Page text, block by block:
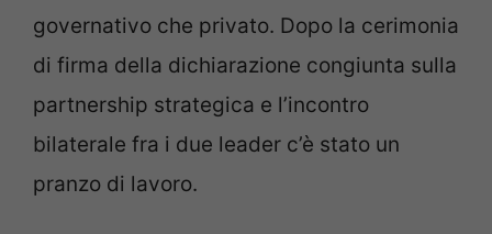
governativo che privato. Dopo la cerimonia
di firma della dichiarazione congiunta sulla
partnership strategica e l’incontro
bilaterale fra i due leader c’è stato un
pranzo di lavoro.